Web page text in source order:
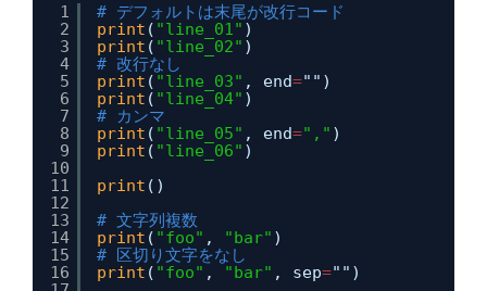
1
2
3
4
5
6
7
8
9
10
11
12
13
14
15
16
# デフォルトは末尾が改行コード
print ( "line_01" )
print ( "line_02" )
# 改行なし
print ( "line_03" , end="")
print ( "line_04" )
# カンマ
print ( "line_05" , end="," )
print ( "line_06" )
print ()
# 文字列複数
print ( "foo" , "bar" )
# 区切り文字をなし
print ( "foo" , "bar" , sep="")